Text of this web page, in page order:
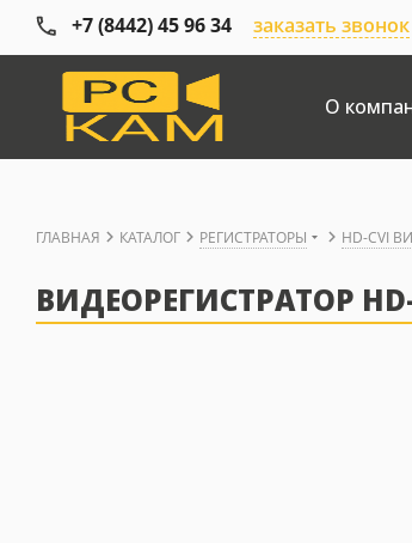
+7 (8442) 45 96 34 заказать звонок
О
ГЛАВНАЯ КАТАЛОГ РЕГИСТРАТОРЫ HD-CVI
ВИДЕОРЕГИСТРАТОР HD-